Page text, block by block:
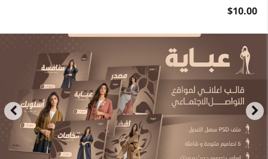
$10.00